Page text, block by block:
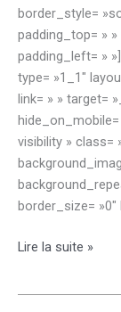
border_style=
padding_top= »
padding_left= »
type= »1_1″
link= » » target=
visibility » class=
border_size=
Activités
Lire la suite »